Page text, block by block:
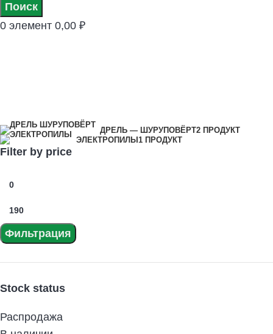
Поиск
0 элемент 0,00 ₽
ДРЕЛЬ — ШУРУПОВЁРТ2 ПРОДУКТ
ЭЛЕКТРОПИЛЫ1 ПРОДУКТ
Filter by price
Фильтрация
Stock status
Распродажа